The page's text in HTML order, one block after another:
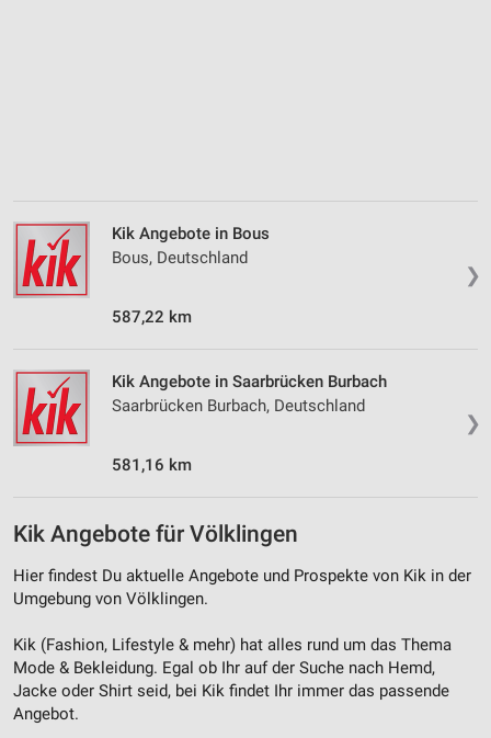
❯
Kik Angebote in Bous
Bous, Deutschland
587,22 km
❯
Kik Angebote in Saarbrücken Burbach
Saarbrücken Burbach, Deutschland
581,16 km
Kik Angebote für Völklingen
Hier findest Du aktuelle Angebote und Prospekte von Kik in der
Umgebung von Völklingen.
Kik (Fashion, Lifestyle & mehr‎) hat alles rund um das Thema
Mode & Bekleidung. Egal ob Ihr auf der Suche nach Hemd,
Jacke oder Shirt seid, bei Kik findet Ihr immer das passende
Angebot.
Messung der Werbeleistung
Messung der Performance von Inhalten
Analyse von Zielgruppen durch Statistiken oder
Entwicklung und Verbesserung der Angebote
Verwendung reduzierter Daten zur Auswahl von
Verwendung genauer Standortdaten
Geräte anhand von aktiv angeforderten
Informationen identifizieren
Nicht-IAB-Verarbeitungszwecke:
Notwendig
Performance